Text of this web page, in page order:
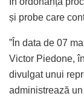
și probe care
”În data de 07
Victor Piedone,
divulgat unui
administrează